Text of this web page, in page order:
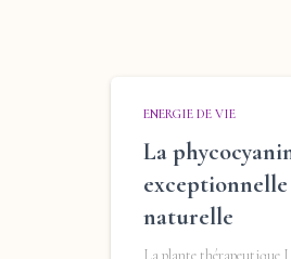
ENERGIE DE VIE
La
exceptionnelle
naturelle
La plante thérapeutique